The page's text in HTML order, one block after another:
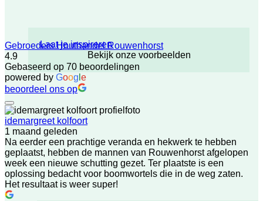
Laat je inspireren
Bekijk onze voorbeelden
Gebroeders Houthandel Rouwenhorst
4.9
Gebaseerd op 70 beoordelingen
powered by Goog e
beoordeel ons op
idemargreet kolfoort
1 maand geleden
Na eerder een prachtige veranda en hekwerk te hebben
geplaatst, hebben de mannen van Rouwenhorst afgelopen
week een nieuwe schutting gezet. Ter plaatste is een
oplossing bedacht voor boomwortels die in de weg zaten.
Het resultaat is weer super!